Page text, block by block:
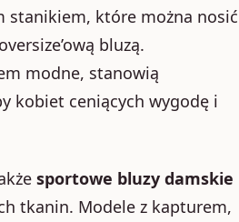
stanikiem, które można nosić
bluzą.
modne, stanowią
kobiet ceniących wygodę i
sportowe bluzy damskie
tkanin. Modele z kapturem,